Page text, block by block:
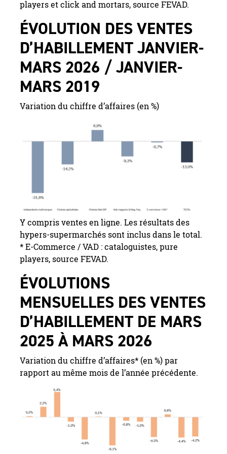
players et click and mortars, source FEVAD.
ÉVOLUTION DES VENTES
D’HABILLEMENT JANVIER-
MARS 2026 / JANVIER-
MARS 2019
Variation du chiffre d’affaires (en %)
Y compris ventes en ligne. Les résultats des
hypers-supermarchés sont inclus dans le total.
* E-Commerce / VAD : cataloguistes, pure
players, source FEVAD.
ÉVOLUTIONS
MENSUELLES DES VENTES
D’HABILLEMENT DE MARS
2025 À MARS 2026
Variation du chiffre d’affaires* (en %) par
rapport au même mois de l’année précédente.